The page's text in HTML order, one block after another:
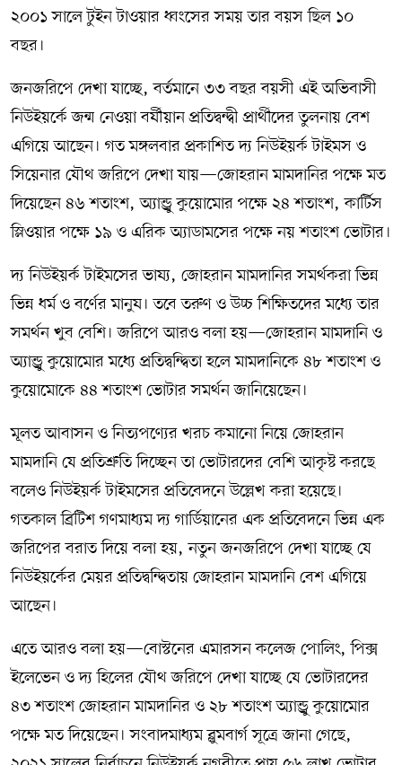
২০০১ সালে টুইন টাওয়ার ধ্বংসের সময় তার বয়স ছিল ১০
বছর।
জনজরিপে দেখা যাচ্ছে, বর্তমানে ৩৩ বছর বয়সী এই অভিবাসী
নিউইয়র্কে জন্ম নেওয়া বর্ষীয়ান প্রতিদ্বন্দ্বী প্রার্থীদের তুলনায় বেশ
এগিয়ে আছেন। গত মঙ্গলবার প্রকাশিত দ্য নিউইয়র্ক টাইমস ও
সিয়েনার যৌথ জরিপে দেখা যায়—জোহরান মামদানির পক্ষে মত
দিয়েছেন ৪৬ শতাংশ, অ্যান্ড্রু কুয়োমোর পক্ষে ২৪ শতাংশ, কার্টিস
স্লিওয়ার পক্ষে ১৯ ও এরিক অ্যাডামসের পক্ষে নয় শতাংশ ভোটার।
দ্য নিউইয়র্ক টাইমসের ভাষ্য, জোহরান মামদানির সমর্থকরা ভিন্ন
ভিন্ন ধর্ম ও বর্ণের মানুষ। তবে তরুণ ও উচ্চ শিক্ষিতদের মধ্যে তার
সমর্থন খুব বেশি। জরিপে আরও বলা হয়—জোহরান মামদানি ও
অ্যান্ড্রু কুয়োমোর মধ্যে প্রতিদ্বন্দ্বিতা হলে মামদানিকে ৪৮ শতাংশ ও
কুয়োমোকে ৪৪ শতাংশ ভোটার সমর্থন জানিয়েছেন।
মূলত আবাসন ও নিত্যপণ্যের খরচ কমানো নিয়ে জোহরান
মামদানি যে প্রতিশ্রুতি দিচ্ছেন তা ভোটারদের বেশি আকৃষ্ট করছে
বলেও নিউইয়র্ক টাইমসের প্রতিবেদনে উল্লেখ করা হয়েছে।
গতকাল ব্রিটিশ গণমাধ্যম দ্য গার্ডিয়ানের এক প্রতিবেদনে ভিন্ন এক
জরিপের বরাত দিয়ে বলা হয়, নতুন জনজরিপে দেখা যাচ্ছে যে
নিউইয়র্কের মেয়র প্রতিদ্বন্দ্বিতায় জোহরান মামদানি বেশ এগিয়ে
আছেন।
এতে আরও বলা হয়—বোস্টনের এমারসন কলেজ পোলিং, পিক্স
ইলেভেন ও দ্য হিলের যৌথ জরিপে দেখা যাচ্ছে যে ভোটারদের
৪৩ শতাংশ জোহরান মামদানির ও ২৮ শতাংশ অ্যান্ড্রু কুয়োমোর
পক্ষে মত দিয়েছেন। সংবাদমাধ্যম ব্লুমবার্গ সূত্রে জানা গেছে,